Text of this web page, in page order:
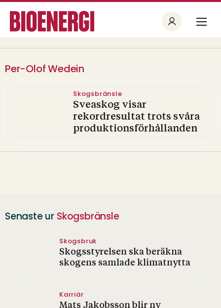
Per-Olof Wedein
Skogsbränsle
Sveaskog visar
rekordresultat trots svåra
produktionsförhållanden
Senaste ur Skogsbränsle
Skogsbruk
Skogsstyrelsen ska beräkna
skogens samlade klimatnytta
Karriär
Mats Jakobsson blir ny